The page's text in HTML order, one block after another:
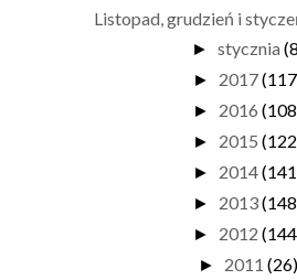
Listopad, grudzień i
► stycznia
► 2017
► 2016
► 2015
► 2014
► 2013
► 2012
► 2011 (26)